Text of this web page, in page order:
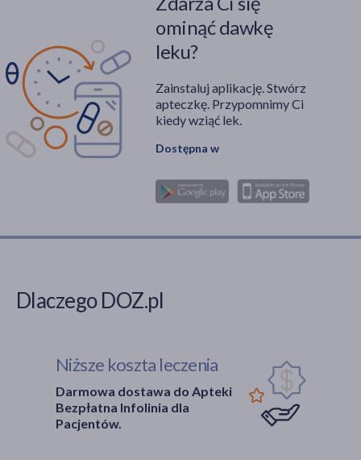
ominąć dawkę
leku?
Zainstaluj aplikację. Stwórz
apteczkę. Przypomnimy Ci
kiedy wziąć lek.
Dostępna w
Dlaczego DOZ.pl
Niższe koszta leczenia
Darmowa dostawa do Apteki
Bezpłatna Infolinia dla
Pacjentów.